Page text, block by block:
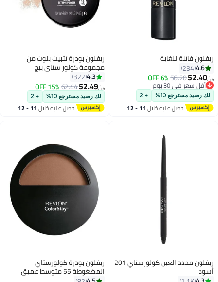
5
ريفلون فاتنة للغاية
4.6
234
﷼‏52.40
56.20
6% OFF
أقل سعر في 30 يوم
أقل سعر في 30 يوم
لك رصيد مسترجع 10% + 2
احصل عليه خلال 11 - 12
ريفلون بودرة تثبيت بلوت من
مجموعة كولور ستاي بيج
4.3
322
﷼‏52.49
62.44
15% OFF
لك رصيد مسترجع 10% + 2
احصل عليه خلال 11 - 12
ريفلون محدد العين كولورستاي 201
أسود
ريفلون بودرة كولورستاي
المضغوطة 55 متوسط عميق